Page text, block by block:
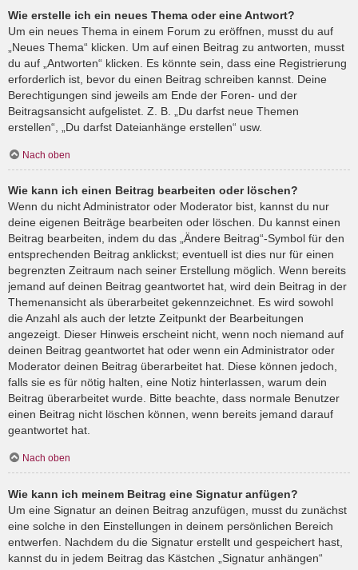
Wie erstelle ich ein neues Thema oder eine Antwort?
Um ein neues Thema in einem Forum zu eröffnen, musst du auf
„Neues Thema“ klicken. Um auf einen Beitrag zu antworten, musst
du auf „Antworten“ klicken. Es könnte sein, dass eine Registrierung
erforderlich ist, bevor du einen Beitrag schreiben kannst. Deine
Berechtigungen sind jeweils am Ende der Foren- und der
Beitragsansicht aufgelistet. Z. B. „Du darfst neue Themen
erstellen“, „Du darfst Dateianhänge erstellen“ usw.
Nach oben
Wie kann ich einen Beitrag bearbeiten oder löschen?
Wenn du nicht Administrator oder Moderator bist, kannst du nur
deine eigenen Beiträge bearbeiten oder löschen. Du kannst einen
Beitrag bearbeiten, indem du das „Ändere Beitrag“-Symbol für den
entsprechenden Beitrag anklickst; eventuell ist dies nur für einen
begrenzten Zeitraum nach seiner Erstellung möglich. Wenn bereits
jemand auf deinen Beitrag geantwortet hat, wird dein Beitrag in der
Themenansicht als überarbeitet gekennzeichnet. Es wird sowohl
die Anzahl als auch der letzte Zeitpunkt der Bearbeitungen
angezeigt. Dieser Hinweis erscheint nicht, wenn noch niemand auf
deinen Beitrag geantwortet hat oder wenn ein Administrator oder
Moderator deinen Beitrag überarbeitet hat. Diese können jedoch,
falls sie es für nötig halten, eine Notiz hinterlassen, warum dein
Beitrag überarbeitet wurde. Bitte beachte, dass normale Benutzer
einen Beitrag nicht löschen können, wenn bereits jemand darauf
geantwortet hat.
Nach oben
Wie kann ich meinem Beitrag eine Signatur anfügen?
Um eine Signatur an deinen Beitrag anzufügen, musst du zunächst
eine solche in den Einstellungen in deinem persönlichen Bereich
entwerfen. Nachdem du die Signatur erstellt und gespeichert hast,
kannst du in jedem Beitrag das Kästchen „Signatur anhängen“